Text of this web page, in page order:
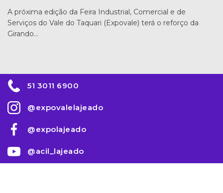
A próxima edição da Feira Industrial, Comercial e de
Serviços do Vale do Taquari (Expovale) terá o reforço da
Girando…
51 3011 6900
@expovalelajeado
@expolajeado
@acil_lajeado